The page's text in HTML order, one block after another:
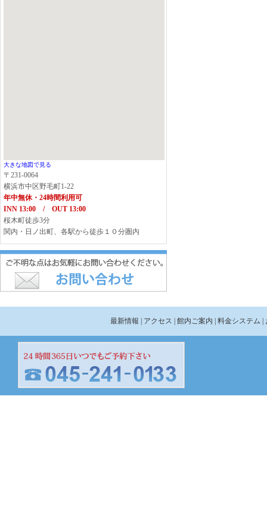
大きな地図で見る
〒231-0064
横浜市中区野毛町1-22
年中無休・24時間利用可
INN 13:00 / OUT 13:00
桜木町徒歩3分
関内・日ノ出町、各駅から徒歩１０分圏内
最新情報 | アクセス | 館内ご案内 | 料金システム